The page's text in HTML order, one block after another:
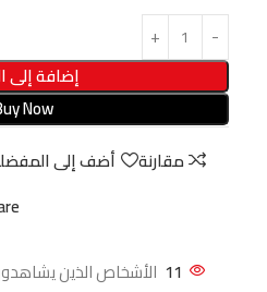
إضافة إلى
Now
مقارنة
أضف إلى
11 الأشخاص الذين